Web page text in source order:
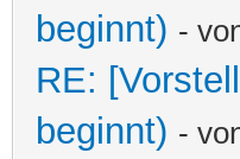
beginnt) -
RE:
beginnt) -